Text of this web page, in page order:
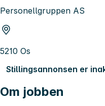
Personellgruppen AS
5210 Os
Stillingsannonsen er
Om jobben